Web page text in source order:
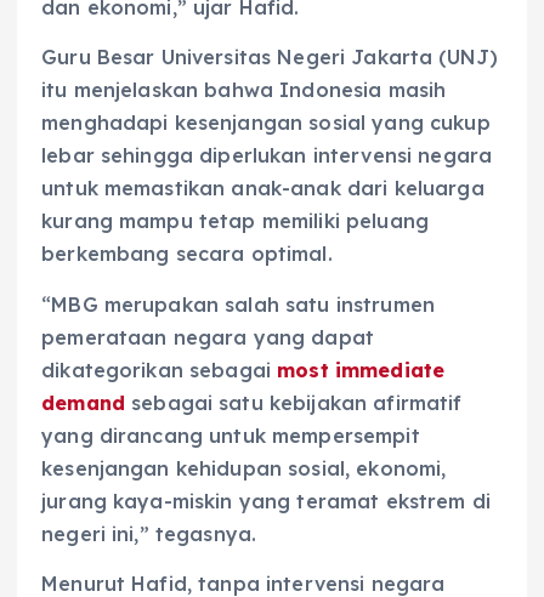
dan ekonomi,” ujar Hafid.
Guru Besar Universitas Negeri Jakarta (UNJ)
itu menjelaskan bahwa Indonesia masih
menghadapi kesenjangan sosial yang cukup
lebar sehingga diperlukan intervensi negara
untuk memastikan anak-anak dari keluarga
kurang mampu tetap memiliki peluang
berkembang secara optimal.
“MBG merupakan salah satu instrumen
pemerataan negara yang dapat
dikategorikan sebagai most immediate
demand sebagai satu kebijakan afirmatif
yang dirancang untuk mempersempit
kesenjangan kehidupan sosial, ekonomi,
jurang kaya-miskin yang teramat ekstrem di
negeri ini,” tegasnya.
Menurut Hafid, tanpa intervensi negara